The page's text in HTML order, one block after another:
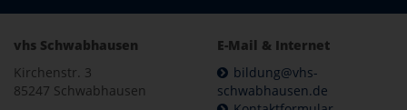
vhs Schwabhausen
Kirchenstr. 3
85247 Schwabhausen
E-Mail & Internet
bildung@vhs-
schwabhausen.de